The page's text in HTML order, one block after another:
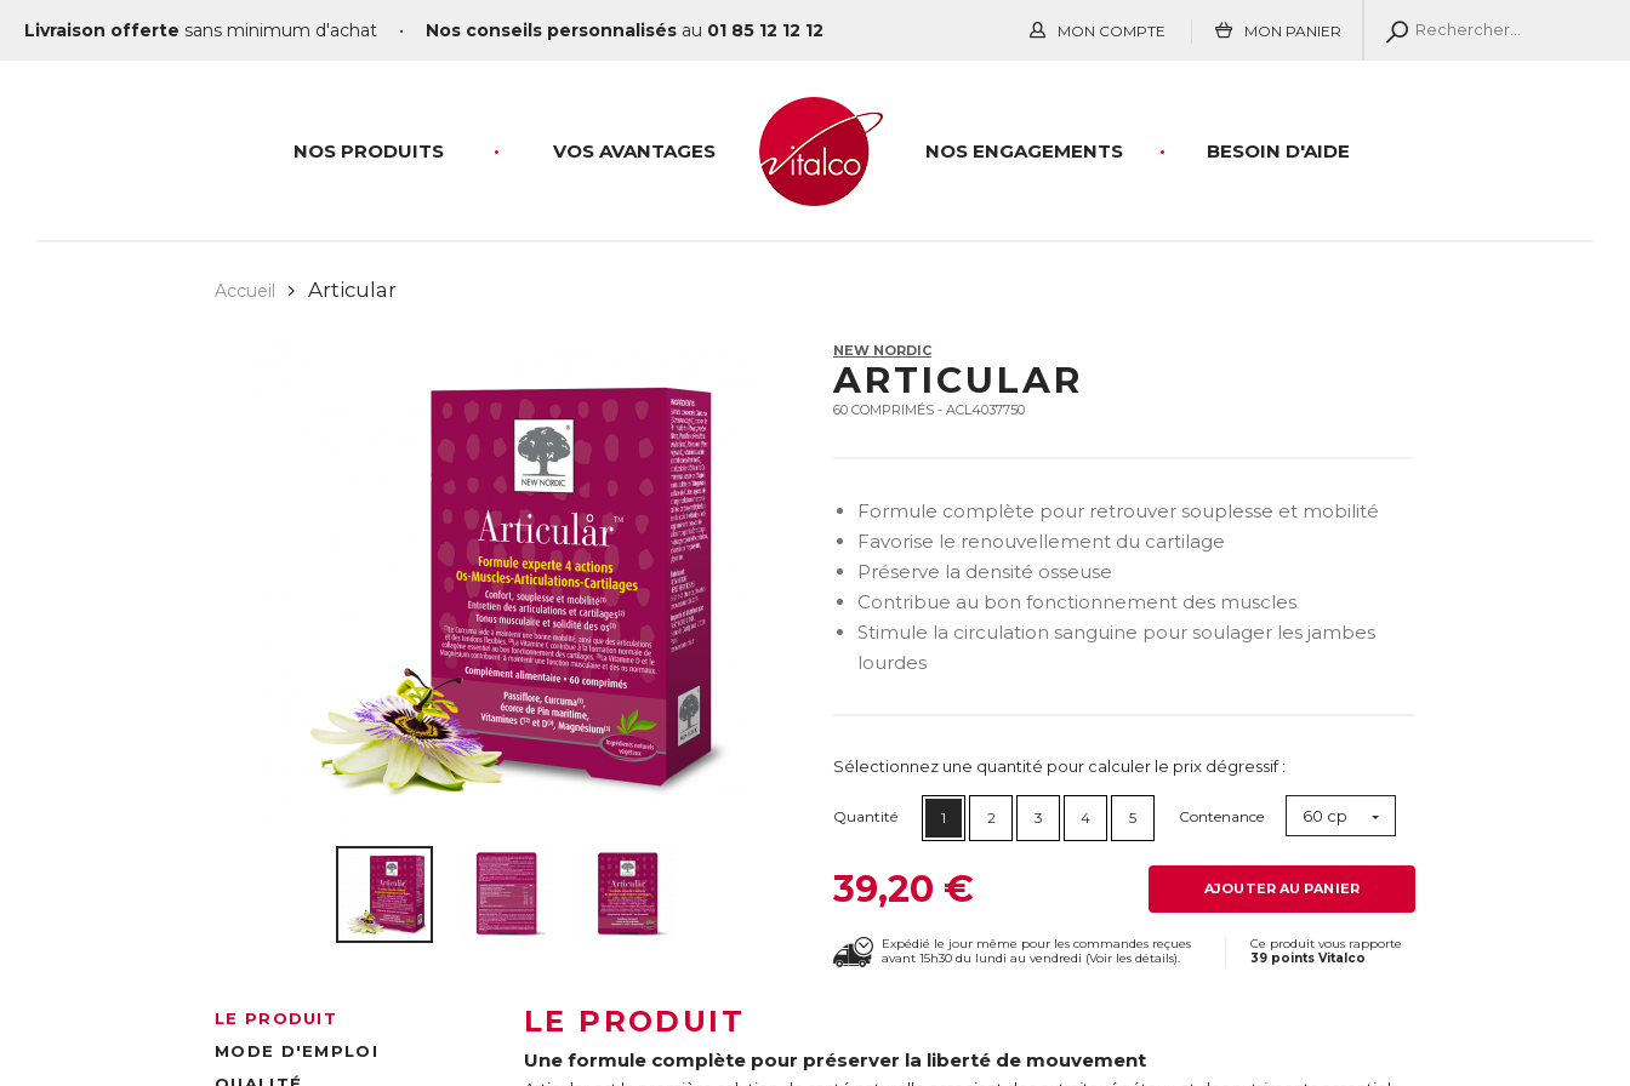
Livraison offerte sans minimum d'achat • Nos conseils personnalisés au 01 85 12 12 12 MON COMPTE MON PANIER
NOS PRODUITS VOS AVANTAGES BESOIN D'AIDE
NOS ENGAGEMENTS
Accueil Articular
NEW NORDIC
ARTICULAR
60 COMPRIMÉS - ACL4037750
Formule complète pour retrouver souplesse et mobilité
Favorise le renouvellement du cartilage
Préserve la densité osseuse
Contribue au bon fonctionnement des muscles
Stimule la circulation sanguine pour soulager les jambes
lourdes
Sélectionnez une quantité pour calculer le prix dégressif :
Quantité 1 2 3 4 5 Contenance 60 cp
39,20 € AJOUTER AU PANIER
Expédié le jour même pour les commandes reçues
avant 15h30 du lundi au vendredi (Voir les détails).
Ce produit vous rapporte
39 points Vitalco
LE PRODUIT
MODE D'EMPLOI
LE PRODUIT
Une formule complète pour préserver la liberté de mouvement